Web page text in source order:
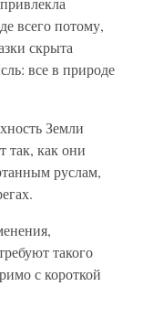
всего потому,
скрыта
все в природе
Земли
так, как они
руслам,
такого
с короткой